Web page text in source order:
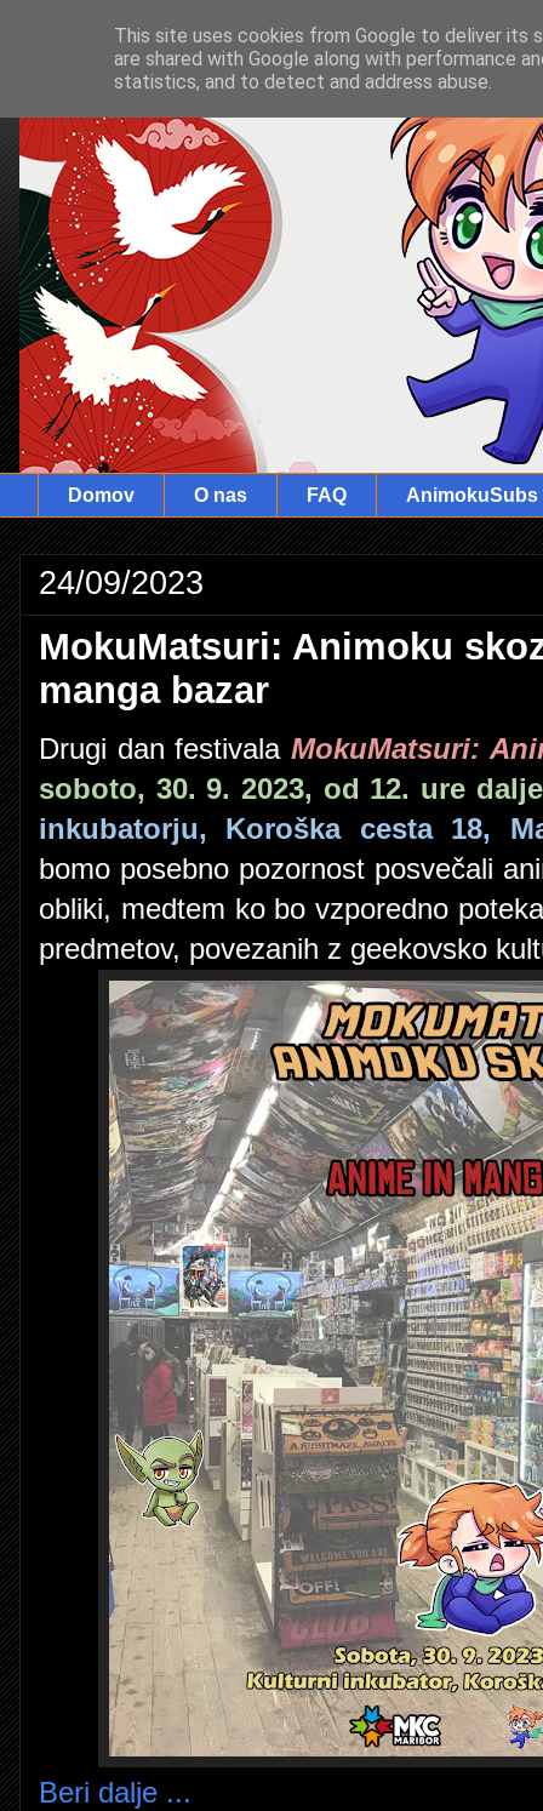
Domov O nas FAQ AnimokuSubs
24/09/2023
MokuMatsuri: Animoku
manga bazar
Drugi dan festivalaMokuMatsuri:
soboto, 30. 9. 2023, od 12. ure dalje
inkubatorju, Koroška cesta 18,
bomo posebno pozornost posvečali
obliki, medtem ko bo vzporedno
predmetov, povezanih z geekovsko
Beri dalje ...
This site uses cookies from Google to deliver its
are shared with Google along with performance
statistics, and to detect and address abuse.